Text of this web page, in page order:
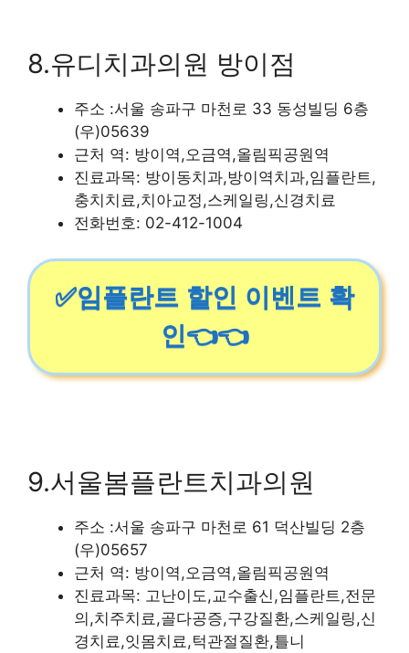
8.유디치과의원 방이점
주소 :서울 송파구 마천로 33 동성빌딩 6층
(우)05639
근처 역: 방이역,오금역,올림픽공원역
진료과목: 방이동치과,방이역치과,임플란트,
충치치료,치아교정,스케일링,신경치료
전화번호: 02-412-1004
✅임플란트 할인 이벤트 확
인👈👈
9.서울봄플란트치과의원
주소 :서울 송파구 마천로 61 덕산빌딩 2층
(우)05657
근처 역: 방이역,오금역,올림픽공원역
진료과목: 고난이도,교수출신,임플란트,전문
의,치주치료,골다공증,구강질환,스케일링,신
경치료,잇몸치료,턱관절질환,틀니